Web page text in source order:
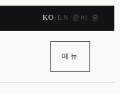
KO · EN 준비 중
메뉴